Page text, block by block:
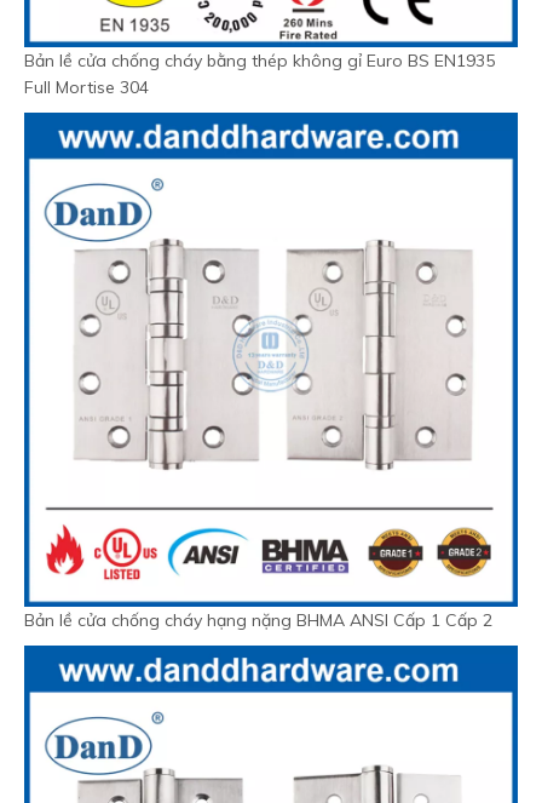
Bản lề cửa chống cháy bằng thép không gỉ Euro BS EN1935
Full Mortise 304
Bản lề cửa chống cháy hạng nặng BHMA ANSI Cấp 1 Cấp 2